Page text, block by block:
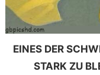
EINES DER
STARK ZU